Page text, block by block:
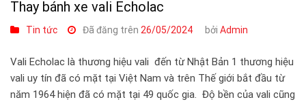
Thay bánh xe vali Echolac
Tin tức Đã đăng trên 26/05/2024 bởi Admin
Vali Echolac là thương hiệu vali đến từ Nhật Bản 1 thương hiệu
vali uy tín đã có mặt tại Việt Nam và trên Thế giới bắt đầu từ
năm 1964 hiện đã có mặt tại 49 quốc gia. Độ bền của vali cũng